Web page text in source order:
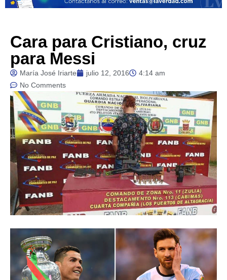
Cara para Cristiano, cruz
para Messi
María José Iriarte julio 12, 2016
4:14 am
No Comments